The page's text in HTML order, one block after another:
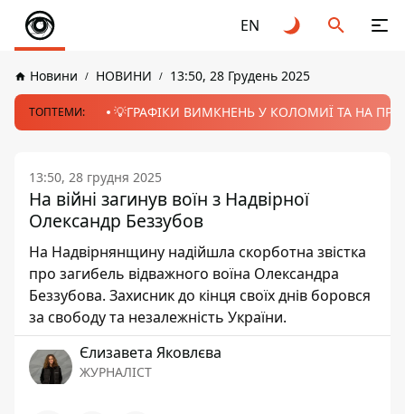
EN
Новини НОВИНИ 13:50, 28 Грудень 2025
ТОПТЕМИ: 💡ГРАФІКИ ВИМКНЕНЬ У КОЛОМИЇ ТА НА
13:50, 28 грудня 2025
На війні загинув воїн з Надвірної
Олександр Беззубов
На Надвірнянщину надійшла скорботна звістка
про загибель відважного воїна Олександра
Беззубова. Захисник до кінця своїх днів боровся
за свободу та незалежність України.
Єлизавета Яковлєва
ЖУРНАЛІСТ